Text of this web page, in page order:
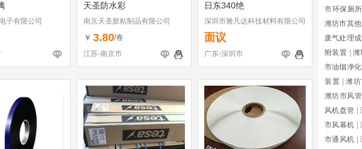
子有限公司
天圣防水彩
南京天圣胶粘制品有限公司
￥ 3.80/卷
江苏-南京市
日东340绝
深圳市雅凡达科技材料有限公司
面议
广东-深圳市
市环保厕所
潍坊市其
废气处理
附装置
潍
市油烟净
装置
潍
潍坊市风管
风机盘管
市风幕机
市通风机